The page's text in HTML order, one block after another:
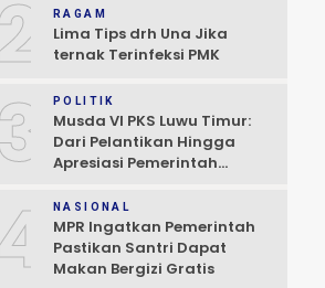
RAGAM
Lima Tips drh Una Jika
ternak Terinfeksi PMK
POLITIK
Musda VI PKS Luwu Timur:
Dari Pelantikan Hingga
Apresiasi Pemerintah
NASIONAL
MPR Ingatkan Pemerintah
Pastikan Santri Dapat
Makan Bergizi Gratis